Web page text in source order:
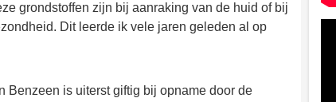
grondstoffen zijn bij aanraking van de huid of bij
Dit leerde ik vele jaren geleden al op
Benzeen is uiterst giftig bij opname door de